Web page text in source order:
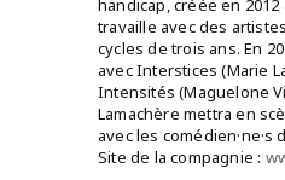
handicap, créée en 2012
travaille avec des
cycles de trois ans. En
avec Interstices (Marie
Intensités (Maguelone
Lamachère mettra en
avec les comédien·ne·s
Site de la compagnie :